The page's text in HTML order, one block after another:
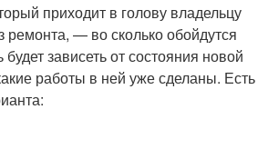
приходит в голову владельцу
ремонта, — во сколько обойдутся
зависеть от состояния новой
работы в ней уже сделаны. Есть